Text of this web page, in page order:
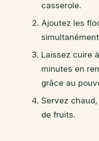
casserole.
Ajoutez les
Laissez cuire
minutes en
grâce au
Servez
de fruits.